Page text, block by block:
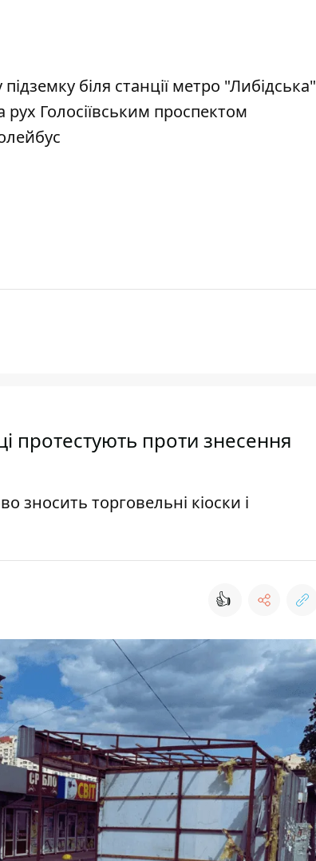
біля станції метро "Либідська"
Голосіївським проспектом
протестують проти знесення
зносить торговельні кіоски і
👍